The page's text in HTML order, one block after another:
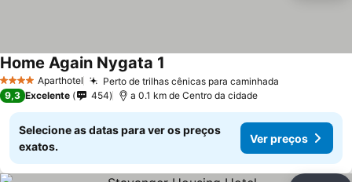
4 EstrelasAparthotel Perto de trilhas cênicas para caminhada
Home Again Nygata 1
9,3 Excelente 454 a 0.1 km de Centro da cidade
Selecione as datas para ver os preços
exatos.
Ver preços